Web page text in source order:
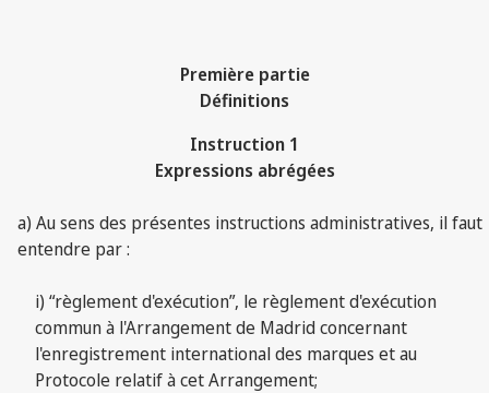
Première partie
Définitions
Instruction 1
Expressions abrégées
a) Au sens des présentes instructions administratives, il faut
entendre par :
i) “règlement d'exécution”, le règlement d'exécution
commun à l'Arrangement de Madrid concernant
l'enregistrement international des marques et au
Protocole relatif à cet Arrangement;